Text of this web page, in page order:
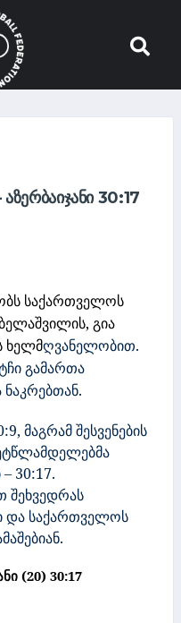
30:17
საქართველოს
გია
ხელმღვანელობით.
გამართა
მაგრამ შესვენების
30:17.
შეხვედრას
და საქართველოს
(20) 30:17